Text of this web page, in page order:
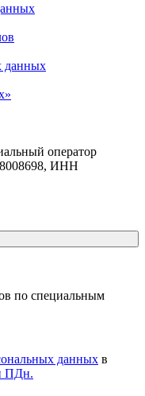
данных
оператор
ИНН
по специальным
данных в
ПДн.